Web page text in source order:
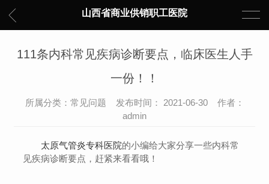
山西省商业供销职工医院
111条内科常见疾病诊断要点，临床医生人手
一份！！
所属分类：常见问题 发布时间： 2021-06-30 作者：
admin
太原气管炎专科医院的小编给大家分享一些内科常
见疾病诊断要点，赶紧来看看哦！